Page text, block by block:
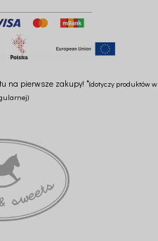
na pierwsze zakupy! *(dotyczy produktów w